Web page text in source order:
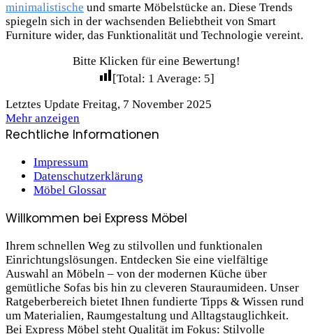
minimalistische und smarte Möbelstücke an. Diese Trends
spiegeln sich in der wachsenden Beliebtheit von Smart
Furniture wider, das Funktionalität und Technologie vereint.
Bitte Klicken für eine Bewertung!
[Total: 1 Average: 5]
Letztes Update Freitag, 7 November 2025
Mehr anzeigen
Rechtliche Informationen
Impressum
Datenschutzerklärung
Möbel Glossar
Willkommen bei Express Möbel
Ihrem schnellen Weg zu stilvollen und funktionalen
Einrichtungslösungen. Entdecken Sie eine vielfältige
Auswahl an Möbeln – von der modernen Küche über
gemütliche Sofas bis hin zu cleveren Stauraum­ideen. Unser
Ratgeberbereich bietet Ihnen fundierte Tipps & Wissen rund
um Materialien, Raumgestaltung und Alltagstauglichkeit.
Bei Express Möbel steht Qualität im Fokus: Stilvolle